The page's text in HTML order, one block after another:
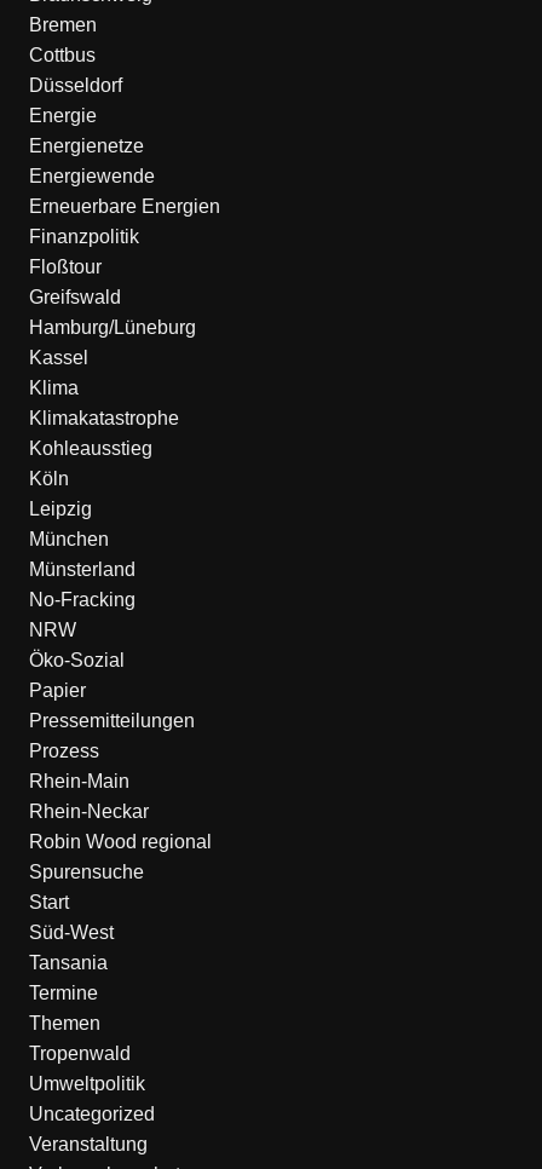
Bremen
Cottbus
Düsseldorf
Energie
Energienetze
Energiewende
Erneuerbare Energien
Finanzpolitik
Floßtour
Greifswald
Hamburg/Lüneburg
Kassel
Klima
Klimakatastrophe
Kohleausstieg
Köln
Leipzig
München
Münsterland
No-Fracking
NRW
Öko-Sozial
Papier
Pressemitteilungen
Prozess
Rhein-Main
Rhein-Neckar
Robin Wood regional
Spurensuche
Start
Süd-West
Tansania
Termine
Themen
Tropenwald
Umweltpolitik
Uncategorized
Veranstaltung